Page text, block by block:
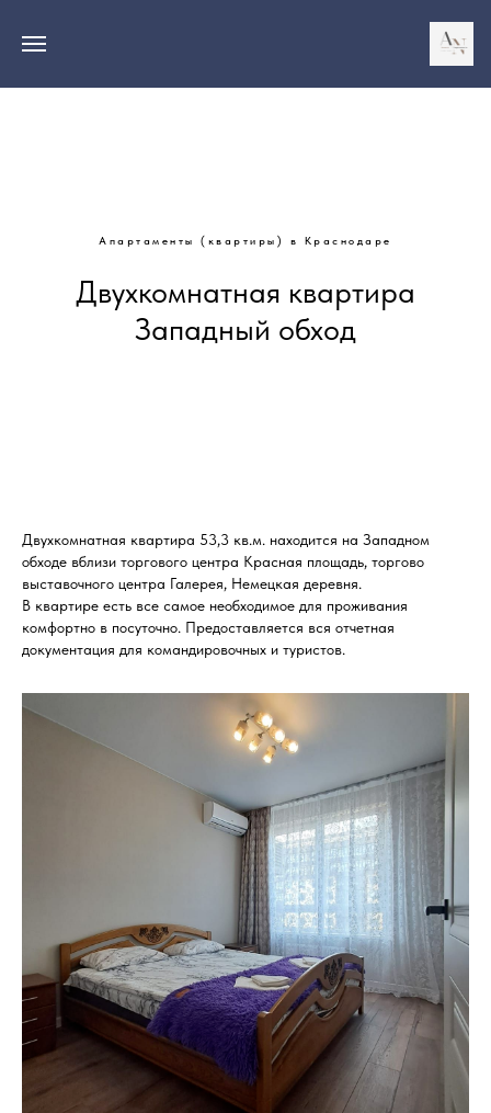
Апартаменты (квартиры) в Краснодаре
Двухкомнатная квартира
Западный обход
Двухкомнатная квартира 53,3 кв.м. находится на Западном
обходе вблизи торгового центра Красная площадь, торгово
выставочного центра Галерея, Немецкая деревня.
В квартире есть все самое необходимое для проживания
комфортно в посуточно. Предоставляется вся отчетная
документация для командировочных и туристов.